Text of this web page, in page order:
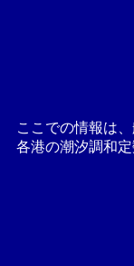
ここでの情報は
各港の潮汐調和